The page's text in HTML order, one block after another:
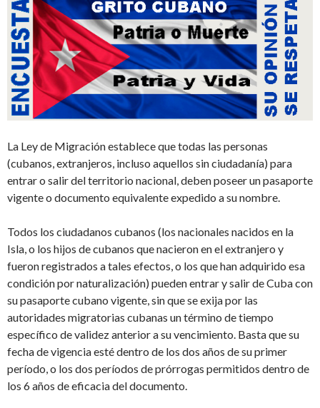
La Ley de Migración establece que todas las personas
(cubanos, extranjeros, incluso aquellos sin ciudadanía) para
entrar o salir del territorio nacional, deben poseer un pasaporte
vigente o documento equivalente expedido a su nombre.
Todos los ciudadanos cubanos (los nacionales nacidos en la
Isla, o los hijos de cubanos que nacieron en el extranjero y
fueron registrados a tales efectos, o los que han adquirido esa
condición por naturalización) pueden entrar y salir de Cuba con
su pasaporte cubano vigente, sin que se exija por las
autoridades migratorias cubanas un término de tiempo
específico de validez anterior a su vencimiento. Basta que su
fecha de vigencia esté dentro de los dos años de su primer
período, o los dos períodos de prórrogas permitidos dentro de
los 6 años de eficacia del documento.